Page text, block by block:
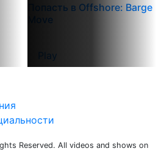
Попасть в Offshore: Barge
Move
Play
Reserved. All videos and shows on